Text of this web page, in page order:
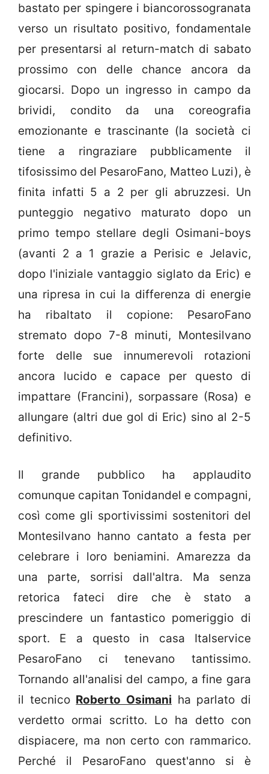
bastato per spingere i biancorossogranata
verso un risultato positivo, fondamentale
per presentarsi al return-match di sabato
prossimo con delle chance ancora da
giocarsi. Dopo un ingresso in campo da
brividi, condito da una coreografia
emozionante e trascinante (la società ci
tiene a ringraziare pubblicamente il
tifosissimo del PesaroFano, Matteo Luzi), è
finita infatti 5 a 2 per gli abruzzesi. Un
punteggio negativo maturato dopo un
primo tempo stellare degli Osimani-boys
(avanti 2 a 1 grazie a Perisic e Jelavic,
dopo l'iniziale vantaggio siglato da Eric) e
una ripresa in cui la differenza di energie
ha ribaltato il copione: PesaroFano
stremato dopo 7-8 minuti, Montesilvano
forte delle sue innumerevoli rotazioni
ancora lucido e capace per questo di
impattare (Francini), sorpassare (Rosa) e
allungare (altri due gol di Eric) sino al 2-5
definitivo.
Il grande pubblico ha applaudito
comunque capitan Tonidandel e compagni,
così come gli sportivissimi sostenitori del
Montesilvano hanno cantato a festa per
celebrare i loro beniamini. Amarezza da
una parte, sorrisi dall'altra. Ma senza
retorica fateci dire che è stato a
prescindere un fantastico pomeriggio di
sport. E a questo in casa Italservice
PesaroFano ci tenevano tantissimo.
Tornando all'analisi del campo, a fine gara
il tecnico Roberto Osimani ha parlato di
verdetto ormai scritto. Lo ha detto con
dispiacere, ma non certo con rammarico.
Perché il PesaroFano quest'anno si è